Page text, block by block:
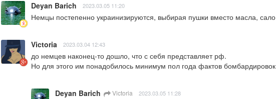
Deyan Barich 2023.03.05 11:20
Немцы постепенно украинизируются, выбирая пушки вместо масла,
Victoria 2023.03.04 12:43
до немцев наконец-то дошло, что с себя представляет рф.
Но для этого им понадобилось минимум пол года фактов бомбардировок
Deyan Barich Victoria 2023.03.05 11:28